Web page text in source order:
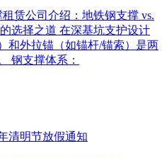
赁公司介绍：地铁钢支撑 vs.
选择之道 在深基坑支护设计
和外拉锚（如锚杆/锚索）是两
钢支撑体系：